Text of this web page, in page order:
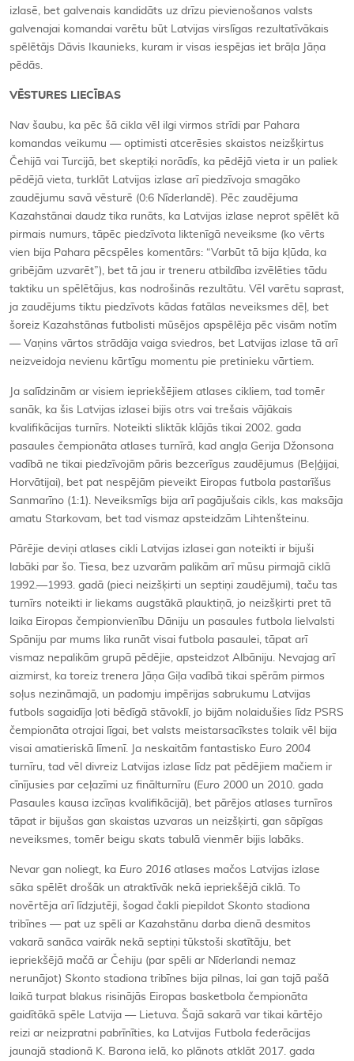
izlasē, bet galvenais kandidāts uz drīzu pievienošanos valsts
galvenajai komandai varētu būt Latvijas virslīgas rezultatīvākais
spēlētājs Dāvis Ikaunieks, kuram ir visas iespējas iet brāļa Jāņa
pēdās.
VĒSTURES LIECĪBAS
Nav šaubu, ka pēc šā cikla vēl ilgi virmos strīdi par Pahara
komandas veikumu — optimisti atcerēsies skaistos neizšķirtus
Čehijā vai Turcijā, bet skeptiķi norādīs, ka pēdējā vieta ir un paliek
pēdējā vieta, turklāt Latvijas izlase arī piedzīvoja smagāko
zaudējumu savā vēsturē (0:6 Nīderlandē). Pēc zaudējuma
Kazahstānai daudz tika runāts, ka Latvijas izlase neprot spēlēt kā
pirmais numurs, tāpēc piedzīvota liktenīgā neveiksme (ko vērts
vien bija Pahara pēcspēles komentārs: “Varbūt tā bija kļūda, ka
gribējām uzvarēt”), bet tā jau ir treneru atbildība izvēlēties tādu
taktiku un spēlētājus, kas nodrošinās rezultātu. Vēl varētu saprast,
ja zaudējums tiktu piedzīvots kādas fatālas neveiksmes dēļ, bet
šoreiz Kazahstānas futbolisti mūsējos apspēlēja pēc visām notīm
— Vaņins vārtos strādāja vaiga sviedros, bet Latvijas izlase tā arī
neizveidoja nevienu kārtīgu momentu pie pretinieku vārtiem.
Ja salīdzinām ar visiem iepriekšējiem atlases cikliem, tad tomēr
sanāk, ka šis Latvijas izlasei bijis otrs vai trešais vājākais
kvalifikācijas turnīrs. Noteikti sliktāk klājās tikai 2002. gada
pasaules čempionāta atlases turnīrā, kad angļa Gerija Džonsona
vadībā ne tikai piedzīvojām pāris bezcerīgus zaudējumus (Beļģijai,
Horvātijai), bet pat nespējām pieveikt Eiropas futbola pastarīšus
Sanmarīno (1:1). Neveiksmīgs bija arī pagājušais cikls, kas maksāja
amatu Starkovam, bet tad vismaz apsteidzām Lihtenšteinu.
Pārējie deviņi atlases cikli Latvijas izlasei gan noteikti ir bijuši
labāki par šo. Tiesa, bez uzvarām palikām arī mūsu pirmajā ciklā
1992.—1993. gadā (pieci neizšķirti un septiņi zaudējumi), taču tas
turnīrs noteikti ir liekams augstākā plauktiņā, jo neizšķirti pret tā
laika Eiropas čempionvienību Dāniju un pasaules futbola lielvalsti
Spāniju par mums lika runāt visai futbola pasaulei, tāpat arī
vismaz nepalikām grupā pēdējie, apsteidzot Albāniju. Nevajag arī
aizmirst, ka toreiz trenera Jāņa Giļa vadībā tikai spērām pirmos
soļus nezināmajā, un padomju impērijas sabrukumu Latvijas
futbols sagaidīja ļoti bēdīgā stāvoklī, jo bijām nolaidušies līdz PSRS
čempionāta otrajai līgai, bet valsts meistarsacīkstes tolaik vēl bija
visai amatieriskā līmenī. Ja neskaitām fantastisko Euro 2004
turnīru, tad vēl divreiz Latvijas izlase līdz pat pēdējiem mačiem ir
cīnījusies par ceļazīmi uz finālturnīru (Euro 2000 un 2010. gada
Pasaules kausa izcīņas kvalifikācijā), bet pārējos atlases turnīros
tāpat ir bijušas gan skaistas uzvaras un neizšķirti, gan sāpīgas
neveiksmes, tomēr beigu skats tabulā vienmēr bijis labāks.
Nevar gan noliegt, ka Euro 2016 atlases mačos Latvijas izlase
sāka spēlēt drošāk un atraktīvāk nekā iepriekšējā ciklā. To
novērtēja arī līdzjutēji, šogad čakli piepildot Skonto stadiona
tribīnes — pat uz spēli ar Kazahstānu darba dienā desmitos
vakarā sanāca vairāk nekā septiņi tūkstoši skatītāju, bet
iepriekšējā mačā ar Čehiju (par spēli ar Nīderlandi nemaz
nerunājot) Skonto stadiona tribīnes bija pilnas, lai gan tajā pašā
laikā turpat blakus risinājās Eiropas basketbola čempionāta
gaidītākā spēle Latvija — Lietuva. Šajā sakarā var tikai kārtējo
reizi ar neizpratni pabrīnīties, ka Latvijas Futbola federācijas
jaunajā stadionā K. Barona ielā, ko plānots atklāt 2017. gada